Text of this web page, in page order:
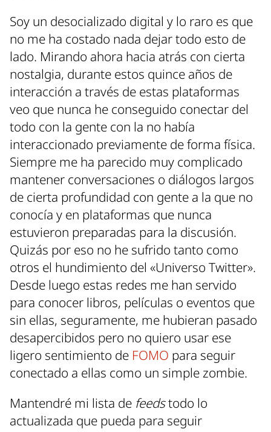
Soy un desocializado digital y lo raro es que
no me ha costado nada dejar todo esto de
lado. Mirando ahora hacia atrás con cierta
nostalgia, durante estos quince años de
interacción a través de estas plataformas
veo que nunca he conseguido conectar del
todo con la gente con la no había
interaccionado previamente de forma física.
Siempre me ha parecido muy complicado
mantener conversaciones o diálogos largos
de cierta profundidad con gente a la que no
conocía y en plataformas que nunca
estuvieron preparadas para la discusión.
Quizás por eso no he sufrido tanto como
otros el hundimiento del «Universo Twitter».
Desde luego estas redes me han servido
para conocer libros, películas o eventos que
sin ellas, seguramente, me hubieran pasado
desapercibidos pero no quiero usar ese
ligero sentimiento de FOMO para seguir
conectado a ellas como un simple zombie.
Mantendré mi lista de feedstodo lo
actualizada que pueda para seguir